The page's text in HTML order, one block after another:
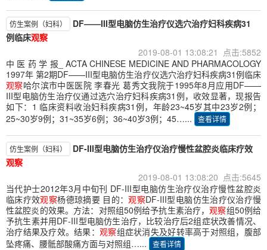
仿生案例（妇科）
DF——III型电脑仿生治疗仪选穴治疗妇科疾病31
例临床观察
2019-08-01 13:08:21 点击:5852
中 医 药 学 报_ ACTA CHINESE MEDICINE AND PHARMACOLOGY
1997年 第2期DF——III型电脑仿生治疗仪选穴治疗妇科疾病31例临床
观察哈尔滨市中医医院 李春光 葛秀文我院于1995年8月应用DF——
III型电脑仿生治疗仪通过选穴治疗妇科疾病31例，收效显著，现报告
如下：1 临床资料收治妇科疾病31例，年龄23~45岁其中23岁2例；
25~30岁9例；31~35岁6例；36~40岁3例；45…...
查看详情
仿生案例（妇科）
DF-III型电脑仿生治疗仪治疗慢性盆腔炎临床疗效
观察
2019-08-01 13:08:20 点击:5645
当代护士2012年3月中旬刊 DF-III型电脑仿生治疗仪治疗慢性盆腔炎
临床疗效观察杨德琼摘要 目的：观察DF-III型电脑仿生治疗仪治疗慢
性盆腔炎的效果。方法：对照组50例给予抗生素治疗，观察组50例给
予抗生素并用DF-III型电脑仿生治疗，比较治疗后2组症状改善情况、
治疗结果及疗效。结果：观察组症状消失及好转率高于对照组，腹部
坠疼痛、腰骶部酸痛方面与对照组…...
查看详情